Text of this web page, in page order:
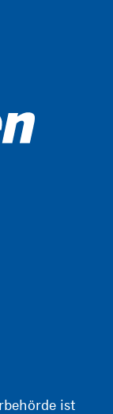
ist